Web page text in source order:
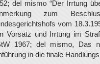
del mismo “Der Irrtung
zum
vom
Vorsatz und Irrtung im
1967; del mismo, Das
in die finale